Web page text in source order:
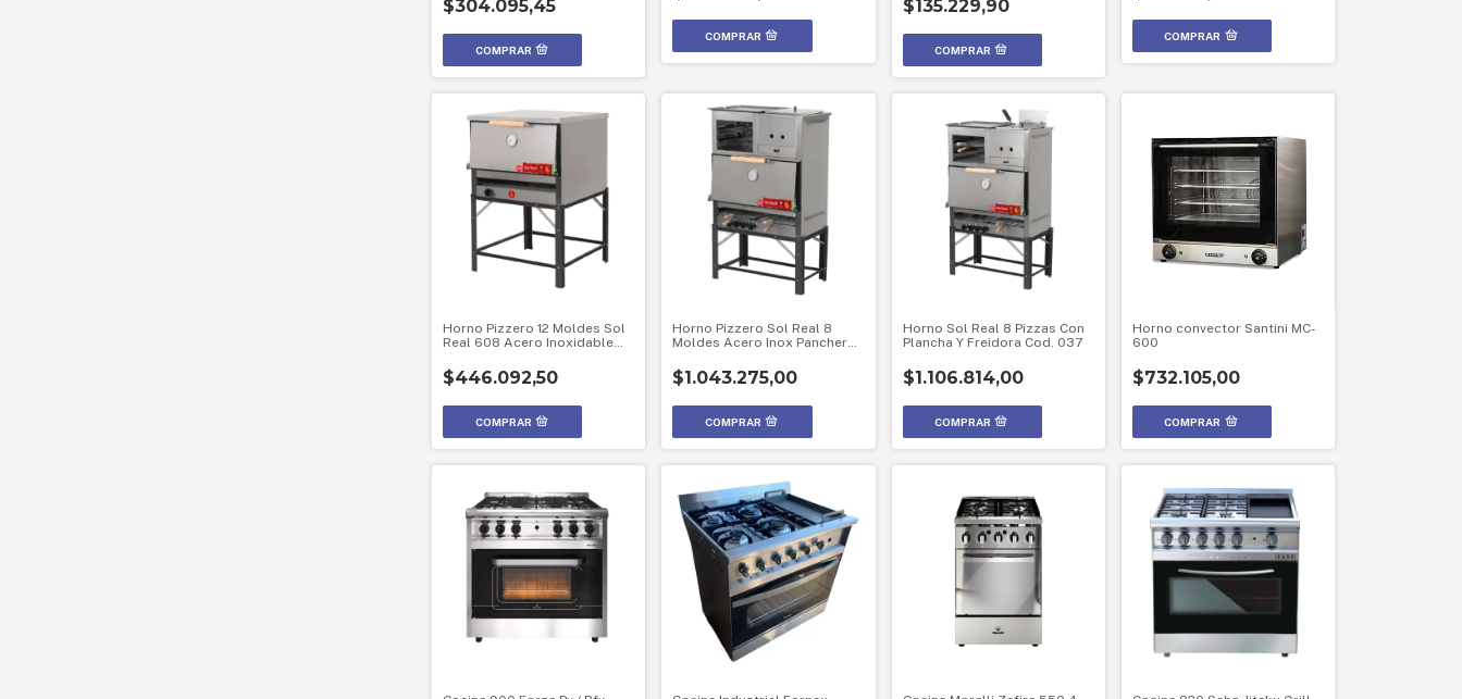
$304.095,45 $135.229,90
Horno Pizzero 12 Moldes Sol
Real 608 Acero Inoxidable
$446.092,50
Horno Pizzero Sol Real 8
Moldes Acero Inox Panchera
$1.043.275,00
Horno Sol Real 8 Pizzas Con
Plancha Y Freidora Cod. 037
$1.106.814,00
Horno convector Santini MC-
600
$732.105,00